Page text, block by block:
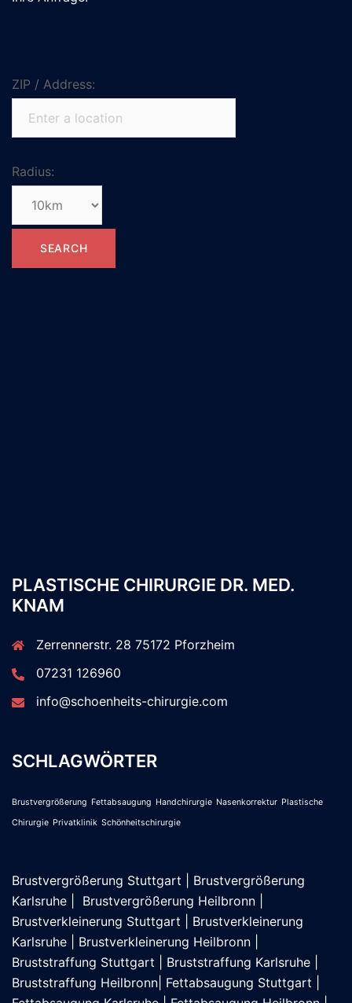
ZIP / Address:
Radius:
PLASTISCHE CHIRURGIE DR. MED.
KNAM
Zerrennerstr. 28 75172 Pforzheim
07231 126960
info@schoenheits-chirurgie.com
SCHLAGWÖRTER
Brustvergrößerung Fettabsaugung Handchirurgie Nasenkorrektur Plastische
Chirurgie Privatklinik Schönheitschirurgie
Brustvergrößerung Stuttgart
Brustvergrößerung
Karlsruhe
Brustvergrößerung Heilbronn
Brustverkleinerung Stuttgart
Brustverkleinerung
Karlsruhe
Brustverkleinerung Heilbronn
Bruststraffung Stuttgart
Bruststraffung Karlsruhe
Bruststraffung Heilbronn Fettabsaugung Stuttgart